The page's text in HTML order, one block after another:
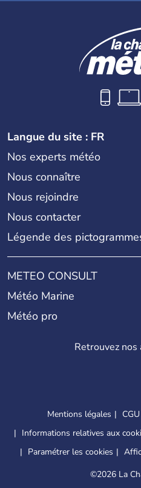
Langue du site : FR
Nos experts météo
Nous connaître
Nous rejoindre
Nous contacter
Légende des
METEO CONSULT
Météo Marine
Météo pro
Retrouvez nos
Mentions légales CGU
Informations relatives aux
Paramétrer les cookies
©2026 La